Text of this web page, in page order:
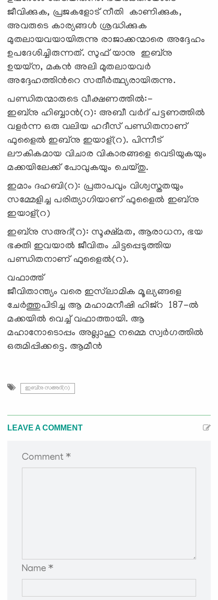
ജീവിക്കുക, പ്രജകളോട് നീതി കാണിക്കുക,
അവരുടെ കാര്യങ്ങൾ ശ്രദ്ധിക്കുക
മുതലായവയായിരുന്നു രാജാക്കന്മാരെ അദ്ദേഹം
ഉപദേശിച്ചിരുന്നത്. സുഫ് യാനു ഇബ്നു
ഉയയ്ന, മകൻ അലി മുതലായവർ
അദ്ദേഹത്തിൻറെ സതീർത്ഥ്യരായിരുന്നു.
പണ്ഡിതന്മാരുടെ വീക്ഷണത്തിൽ:-
ഇബ്നു ഹിബ്ബാൻ(റ): അബീ വർദ് പട്ടണത്തിൽ
വളർന്ന ഒരു വലിയ ഹദീസ് പണ്ഡിതനാണ്
ഫുളൈൽ ഇബ്നു ഇയാള്(റ). പിന്നീട്
ലൗകികമായ വിചാര വികാരങ്ങളെ വെടിയുകയും
മക്കയിലേക്ക് പോവുകയും ചെയ്തു.
ഇമാം ദഹബി(റ): പ്രതാപവും വിശ്വസ്തതയും
സമ്മേളിച്ച പരിത്യാഗിയാണ് ഫുളൈൽ ഇബ്നു
ഇയാള്(റ)
ഇബ്നു സഅദ്(റ): സൂക്ഷ്മത, ആരാധന, ഭയ
ഭക്തി ഇവയാൽ ജീവിതം ചിട്ടപ്പെടുത്തിയ
പണ്ഡിതനാണ് ഫുളൈൽ(റ).
വഫാത്ത്
ജീവിതാന്ത്യം വരെ ഇസ്‍ലാമിക മൂല്യങ്ങളെ
ചേർത്തുപിടിച്ച ആ മഹാമനീഷി ഹിജ്റ 187-ൽ
മക്കയിൽ വെച്ച് വഫാത്തായി. ആ
മഹാനോടൊപ്പം അല്ലാഹു നമ്മെ സ്വർഗത്തിൽ
ഒരുമിപ്പിക്കട്ടെ. ആമീൻ
ഇബ്നു സഅദ്(റ)
LEAVE A COMMENT
Comment *
Name *